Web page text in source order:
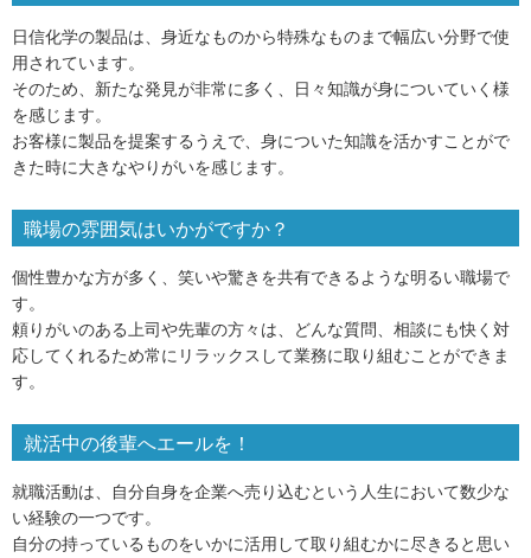
日信化学の製品は、身近なものから特殊なものまで幅広い分野で使
用されています。
そのため、新たな発見が非常に多く、日々知識が身についていく様
を感じます。
お客様に製品を提案するうえで、身についた知識を活かすことがで
きた時に大きなやりがいを感じます。
職場の雰囲気はいかがですか？
個性豊かな方が多く、笑いや驚きを共有できるような明るい職場で
す。
頼りがいのある上司や先輩の方々は、どんな質問、相談にも快く対
応してくれるため常にリラックスして業務に取り組むことができま
す。
就活中の後輩へエールを！
就職活動は、自分自身を企業へ売り込むという人生において数少な
い経験の一つです。
自分の持っているものをいかに活用して取り組むかに尽きると思い